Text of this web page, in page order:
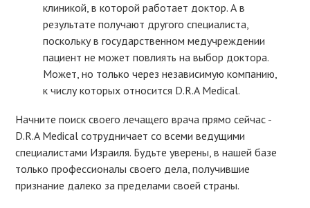
клиникой, в которой работает доктор. А в
результате получают другого специалиста,
поскольку в государственном медучреждении
пациент не может повлиять на выбор доктора.
Может, но только через независимую компанию,
к числу которых относится D.R.A Medical.
Начните поиск своего лечащего врача прямо сейчас -
D.R.A Medical сотрудничает со всеми ведущими
специалистами Израиля. Будьте уверены, в нашей базе
только профессионалы своего дела, получившие
признание далеко за пределами своей страны.